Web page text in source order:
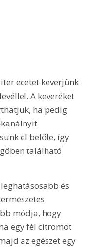
ecetet keverjünk
A keveréket
ha pedig
el belőle, így
található
és
módja, hogy
egy fél citromot
az egészet egy